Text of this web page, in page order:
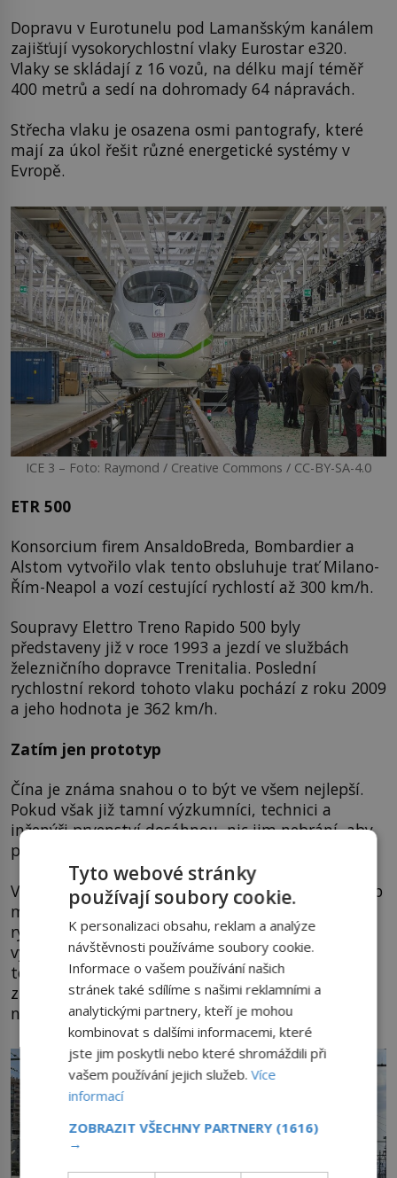
Dopravu v Eurotunelu pod Lamanšským kanálem
zajišťují vysokorychlostní vlaky Eurostar e320.
Vlaky se skládají z 16 vozů, na délku mají téměř
400 metrů a sedí na dohromady 64 nápravách.
Střecha vlaku je osazena osmi pantografy, které
mají za úkol řešit různé energetické systémy v
Evropě.
ICE 3 – Foto: Raymond / Creative Commons / CC-BY-SA-4.0
ETR 500
Konsorcium firem AnsaldoBreda, Bombardier a
Alstom vytvořilo vlak tento obsluhuje trať Milano-
Řím-Neapol a vozí cestující rychlostí až 300 km/h.
Soupravy Elettro Treno Rapido 500 byly
představeny již v roce 1993 a jezdí ve službách
železničního dopravce Trenitalia. Poslední
rychlostní rekord tohoto vlaku pochází z roku 2009
a jeho hodnota je 362 km/h.
Zatím jen prototyp
Čína je známa snahou o to být ve všem nejlepší.
Pokud však již tamní výzkumníci, technici a
inženýři prvenství dosáhnou, nic jim nebrání, aby
pokořovali sami sebe.
V letošním roce byl veřejnosti představen prototyp
maglevu, který by měl být schopen vyvinout
rychlost přes 600 km/h. Vlak jezdí na
vysokoteplotní supravodivou energii (HTS). Díky
tomu vlak při jízdě vypadá, jako by po
zmagnetizovaných kolejích plul. Zda a kdy bude
nasazen do provozu, se teprve ukáže.
Tyto webové stránky
používají soubory cookie.
K personalizaci obsahu, reklam a analýze
návštěvnosti používáme soubory cookie.
Informace o vašem používání našich
stránek také sdílíme s našimi reklamními a
analytickými partnery, kteří je mohou
kombinovat s dalšími informacemi, které
jste jim poskytli nebo které shromáždili při
vašem používání jejich služeb.Více
informací
ZOBRAZIT VŠECHNY PARTNERY (1616)
→